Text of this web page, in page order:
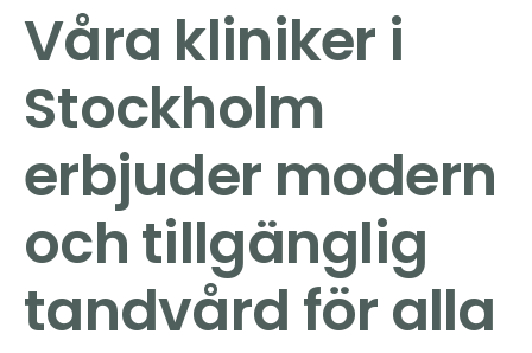
Våra kliniker i
Stockholm
erbjuder modern
och tillgänglig
tandvård för alla